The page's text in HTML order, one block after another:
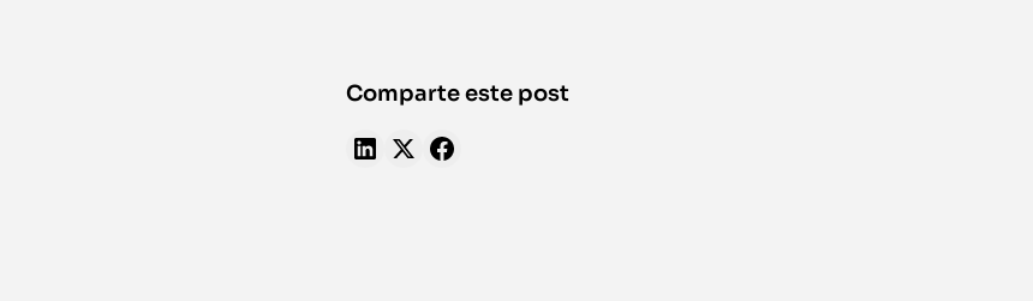
Comparte este post